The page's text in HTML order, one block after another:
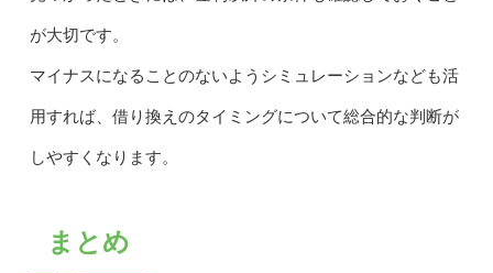
が大切です。
マイナスになることのないようシミュレーションなども活
用すれば、借り換えのタイミングについて総合的な判断が
しやすくなります。
まとめ